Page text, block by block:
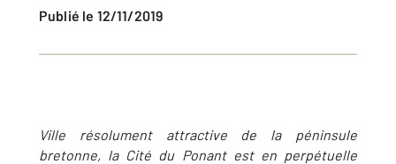
Publié le 12/11/2019
Ville résolument attractive de la péninsule
bretonne, la Cité du Ponant est en perpétuelle